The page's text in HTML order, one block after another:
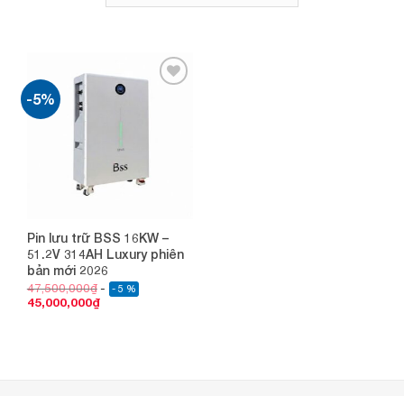
-5%
Pin lưu trữ BSS 16KW –
51.2V 314AH Luxury phiên
bản mới 2026
47,500,000₫ - 5 %
45,000,000₫